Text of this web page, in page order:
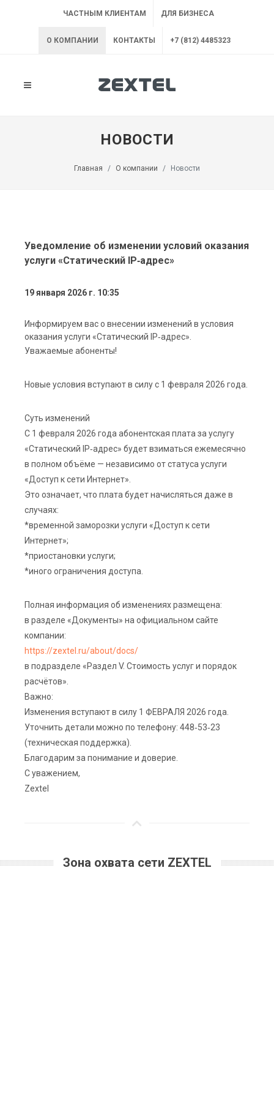
ЧАСТНЫМ КЛИЕНТАМ ДЛЯ БИЗНЕСА
О КОМПАНИИ КОНТАКТЫ +7 (812) 4485323
НОВОСТИ
Главная О компании Новости
Уведомление об изменении условий оказания
услуги «Статический IP‑адрес»
19 января 2026 г. 10:35
Информируем вас о внесении изменений в условия
оказания услуги «Статический IP‑адрес».
Уважаемые абоненты!
Новые условия вступают в силу с 1 февраля 2026 года.
Суть изменений
С 1 февраля 2026 года абонентская плата за услугу
«Статический IP‑адрес» будет взиматься ежемесячно
в полном объёме — независимо от статуса услуги
«Доступ к сети Интернет».
Это означает, что плата будет начисляться даже в
случаях:
*временной заморозки услуги «Доступ к сети
Интернет»;
*приостановки услуги;
*иного ограничения доступа.
Полная информация об изменениях размещена:
в разделе «Документы» на официальном сайте
компании:
https://zextel.ru/about/docs/
в подразделе «Раздел V. Стоимость услуг и порядок
расчётов».
Важно:
Изменения вступают в силу 1 ФЕВРАЛЯ 2026 года.
Уточнить детали можно по телефону: 448‑53‑23
(техническая поддержка).
Благодарим за понимание и доверие.
С уважением,
Zextel
Зона охвата сети ZEXTEL